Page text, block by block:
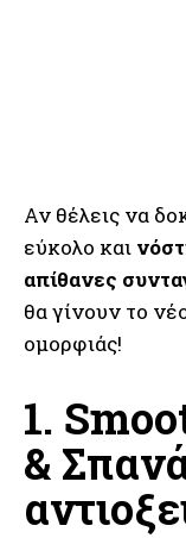
Αν θέλεις να
εύκολο και
απίθανες
θα γίνουν το
ομορφιάς!
1.
&